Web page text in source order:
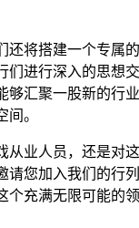
还将搭建一个专属
们进行深入的思想
够汇聚一股新的行
间。
从业人员，还是对
请您加入我们的行
个充满无限可能的领